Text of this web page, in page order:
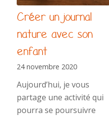
Créer un journal
nature avec son
enfant
24 novembre 2020
Aujourd’hui, je vous
partage une activité qui
pourra se poursuivre